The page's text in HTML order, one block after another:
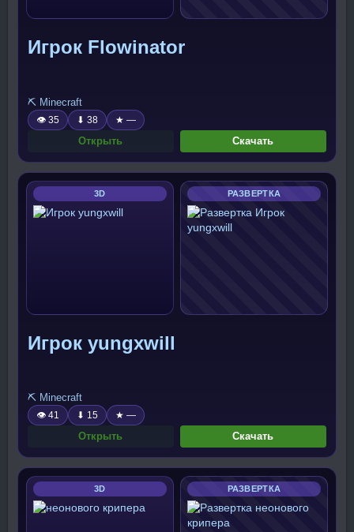
Игрок Flowinator
⛏️ Minecraft
👁 35 ⬇ 38 ★ —
Открыть Скачать
3D РАЗВЕРТКА
Игрок yungxwill
⛏️ Minecraft
👁 41 ⬇ 15 ★ —
Открыть Скачать
3D РАЗВЕРТКА